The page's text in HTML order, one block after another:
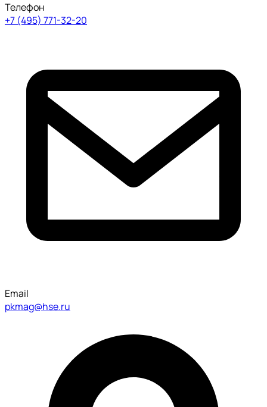
Телефон
+7 (495) 771-32-20
Email
pkmag@hse.ru